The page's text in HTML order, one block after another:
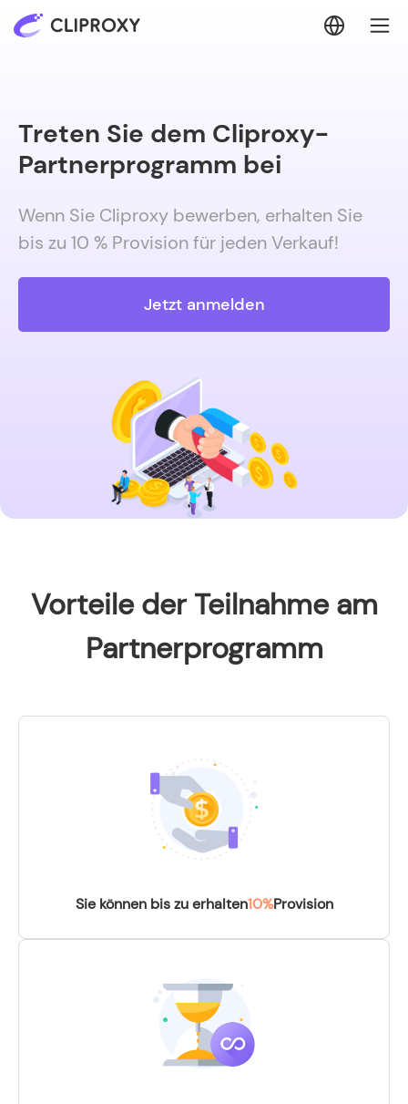
Treten Sie dem Cliproxy-
Partnerprogramm bei
Wenn Sie Cliproxy bewerben, erhalten Sie
bis zu 10 % Provision für jeden Verkauf!
Jetzt anmelden
Vorteile der Teilnahme am
Partnerprogramm
Sie können bis zu erhalten10%Provision